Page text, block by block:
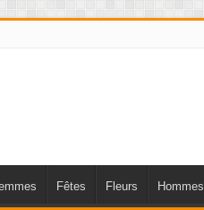
Fêtes Fleurs Hommes